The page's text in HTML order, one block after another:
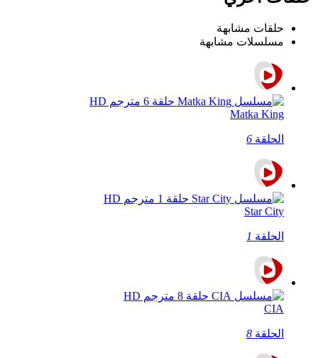
حلقات مشابهة
مسلسلات مشابهة
Matka King
الحلقة 6
Star City
الحلقة 1
CIA
الحلقة 8